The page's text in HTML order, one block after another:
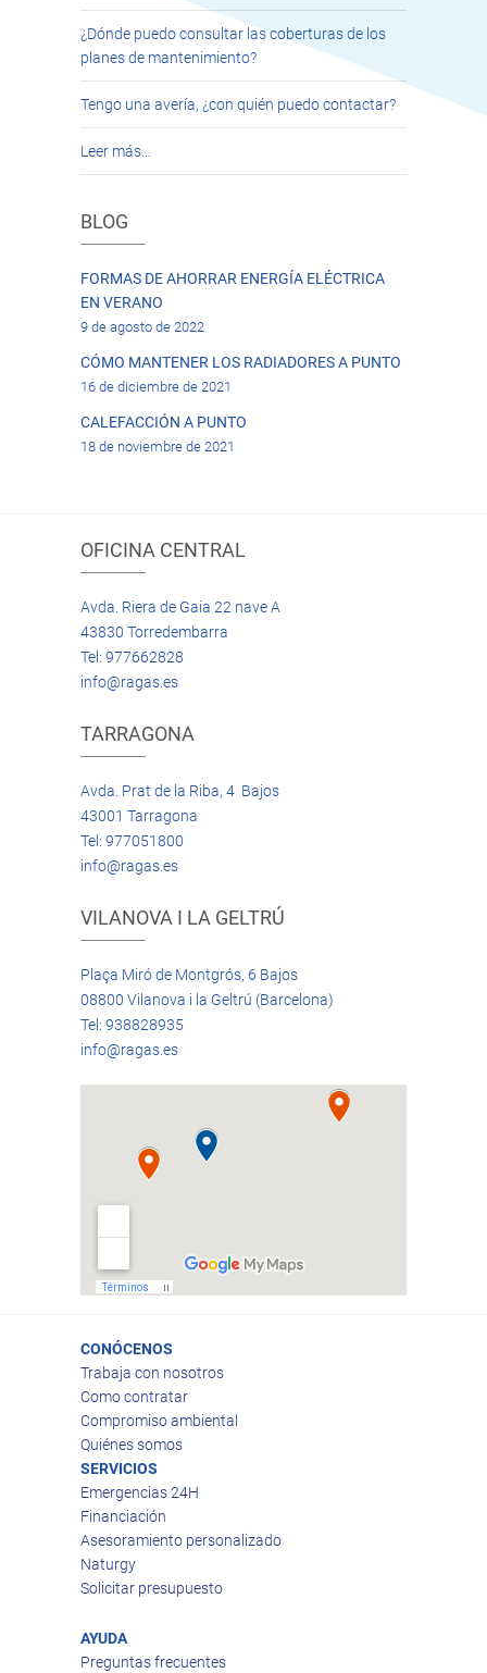
¿Dónde puedo consultar las coberturas de los
planes de mantenimiento?
Tengo una avería, ¿con quién puedo contactar?
Leer más…
BLOG
FORMAS DE AHORRAR ENERGÍA ELÉCTRICA
EN VERANO
9 de agosto de 2022
CÓMO MANTENER LOS RADIADORES A PUNTO
16 de diciembre de 2021
CALEFACCIÓN A PUNTO
18 de noviembre de 2021
OFICINA CENTRAL
Avda. Riera de Gaia 22 nave A
43830 Torredembarra
Tel: 977662828
info@ragas.es
TARRAGONA
Avda. Prat de la Riba, 4 Bajos
43001 Tarragona
Tel: 977051800
info@ragas.es
VILANOVA I LA GELTRÚ
Plaça Miró de Montgrós, 6 Bajos
08800 Vilanova i la Geltrú (Barcelona)
Tel: 938828935
info@ragas.es
CONÓCENOS
Trabaja con nosotros
Como contratar
Compromiso ambiental
Quiénes somos
SERVICIOS
Emergencias 24H
Financiación
Asesoramiento personalizado
Naturgy
Solicitar presupuesto
AYUDA
Preguntas frecuentes